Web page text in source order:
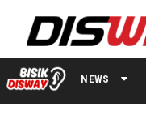
NEWS